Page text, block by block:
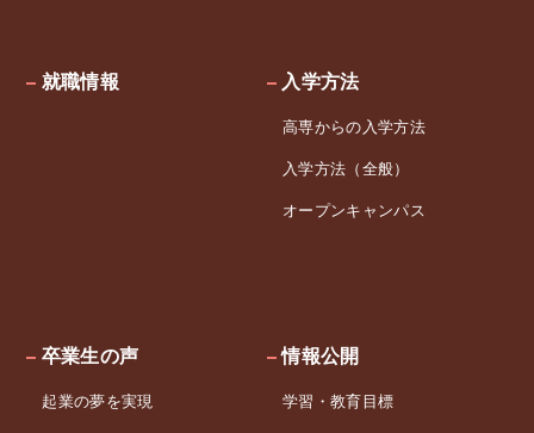
就職情報 入学方法
高専からの入学方法
入学方法（全般）
オープンキャンパス
卒業生の声
起業の夢を実現
情報公開
学習・教育目標